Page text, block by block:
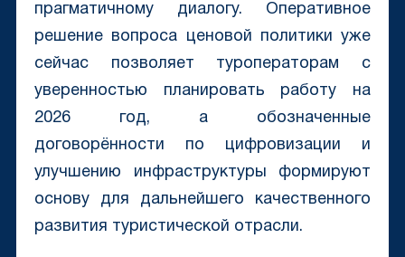
прагматичному диалогу. Оперативное
решение вопроса ценовой политики уже
сейчас позволяет туроператорам с
уверенностью планировать работу на
2026 год, а обозначенные
договорённости по цифровизации и
улучшению инфраструктуры формируют
основу для дальнейшего качественного
развития туристической отрасли.